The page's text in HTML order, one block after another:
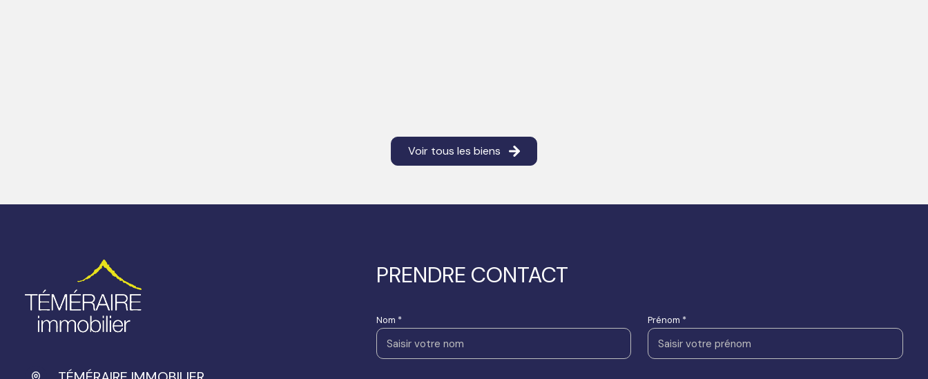
Voir tous les biens
PRENDRE CONTACT
Nom * Prénom *